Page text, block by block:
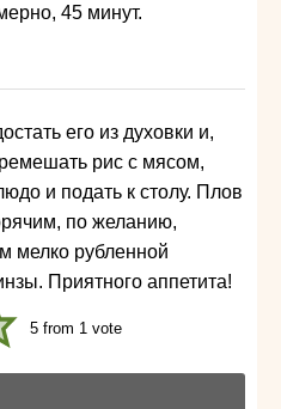
45 минут.
его из духовки и,
рис с мясом,
и подать к столу. Плов
по желанию,
мелко рубленной
Приятного аппетита!
5from 1 vote